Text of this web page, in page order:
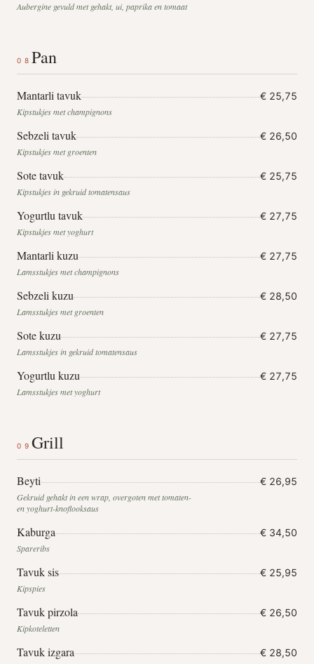
Aubergine gevuld met gehakt, ui, paprika en tomaat
08 Pan
Mantarli tavuk € 25,75
Kipstukjes met champignons
Sebzeli tavuk € 26,50
Kipstukjes met groenten
Sote tavuk € 25,75
Kipstukjes in gekruid tomatensaus
Yogurtlu tavuk € 27,75
Kipstukjes met yoghurt
Mantarli kuzu € 27,75
Lamsstukjes met champignons
Sebzeli kuzu € 28,50
Lamsstukjes met groenten
Sote kuzu € 27,75
Lamsstukjes in gekruid tomatensaus
Yogurtlu kuzu € 27,75
Lamsstukjes met yoghurt
09 Grill
Beyti € 26,95
Gekruid gehakt in een wrap, overgoten met tomaten-
en yoghurt-knoflooksaus
Kaburga € 34,50
Spareribs
Tavuk sis € 25,95
Kipspies
Tavuk pirzola € 26,50
Kipkoteletten
Tavuk izgara € 28,50